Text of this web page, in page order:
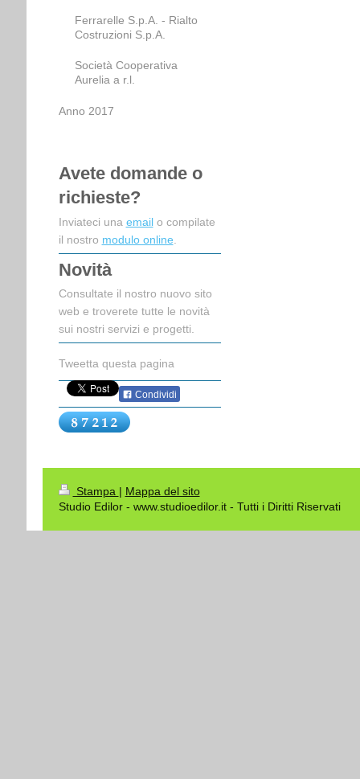
Ferrarelle S.p.A. - Rialto
Costruzioni S.p.A.
Società Cooperativa
Aurelia a r.l.
Anno 2017
Avete domande o
richieste?
Inviateci una emailo compilate
il nostro modulo online
Novità
Consultate il nostro nuovo sito
web e troverete tutte le novità
sui nostri servizi e progetti.
Tweetta questa pagina
Condividi
Stampa | Mappa del sito
Studio Edilor - www.studioedilor.it - Tutti i Diritti Riservati